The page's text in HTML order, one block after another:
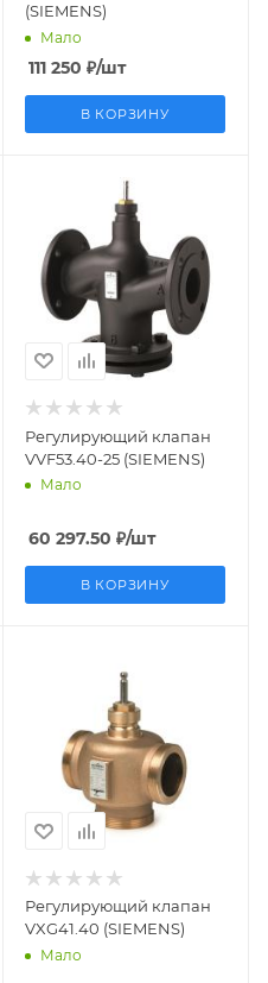
(SIEMENS)
Мало
111 250 ₽/шт
В КОРЗИНУ
Заказной номер
S55208-V126
Вес, кг
10.08
Страна
производства
Германия
Регулирующий клапан
VVF53.40-25 (SIEMENS)
Мало
60 297.50 ₽/шт
В КОРЗИНУ
BPZ:VXG41.40
Страна
производства
Германия
Регулирующий клапан
VXG41.40 (SIEMENS)
Мало